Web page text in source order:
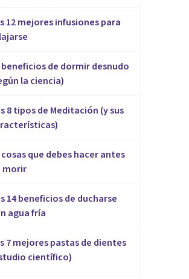
12 mejores infusiones para
beneficios de dormir desnudo
la ciencia)
8 tipos de Meditación (y sus
cosas que debes hacer antes
morir
14 beneficios de ducharse
agua fría
7 mejores pastas de dientes
científico)